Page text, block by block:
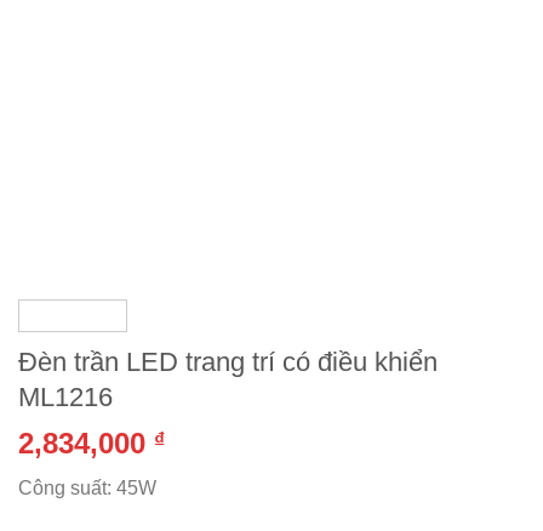
Đèn trần LED trang trí có điều khiển
ML1216
2,834,000 ₫
Công suất: 45W